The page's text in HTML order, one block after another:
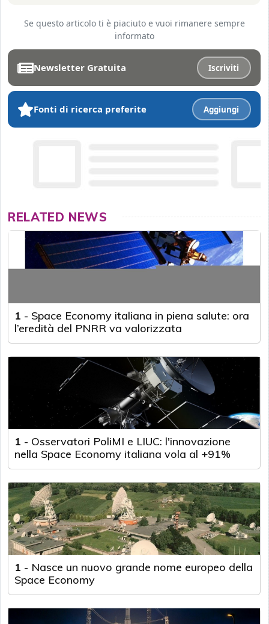
Se questo articolo ti è piaciuto e vuoi rimanere sempre
informato
Newsletter Gratuita Iscriviti
Fonti di ricerca preferite Aggiungi
RELATED NEWS
1 - Space Economy italiana in piena salute: ora
l’eredità del PNRR va valorizzata
1 - Osservatori PoliMI e LIUC: l'innovazione
nella Space Economy italiana vola al +91%
1 - Nasce un nuovo grande nome europeo della
Space Economy